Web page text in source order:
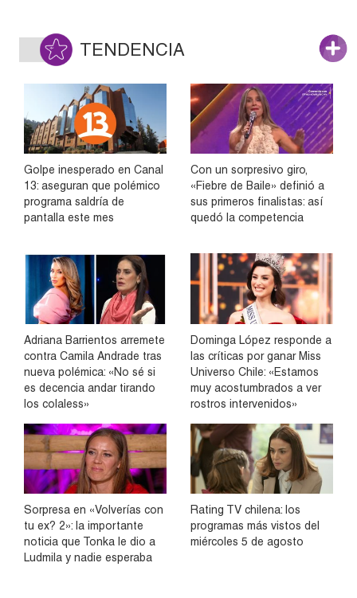
TENDENCIA
Golpe inesperado en Canal
13: aseguran que polémico
programa saldría de
pantalla este mes
Con un sorpresivo giro,
«Fiebre de Baile» definió a
sus primeros finalistas: así
quedó la competencia
Adriana Barrientos arremete
contra Camila Andrade tras
nueva polémica: «No sé si
es decencia andar tirando
los colaless»
Dominga López responde a
las críticas por ganar Miss
Universo Chile: «Estamos
muy acostumbrados a ver
rostros intervenidos»
Sorpresa en «Volverías con
tu ex? 2»: la importante
noticia que Tonka le dio a
Ludmila y nadie esperaba
Rating TV chilena: los
programas más vistos del
miércoles 5 de agosto